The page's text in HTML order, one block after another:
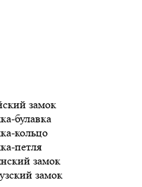
замок
булавка
кольцо
петля
замок
замок